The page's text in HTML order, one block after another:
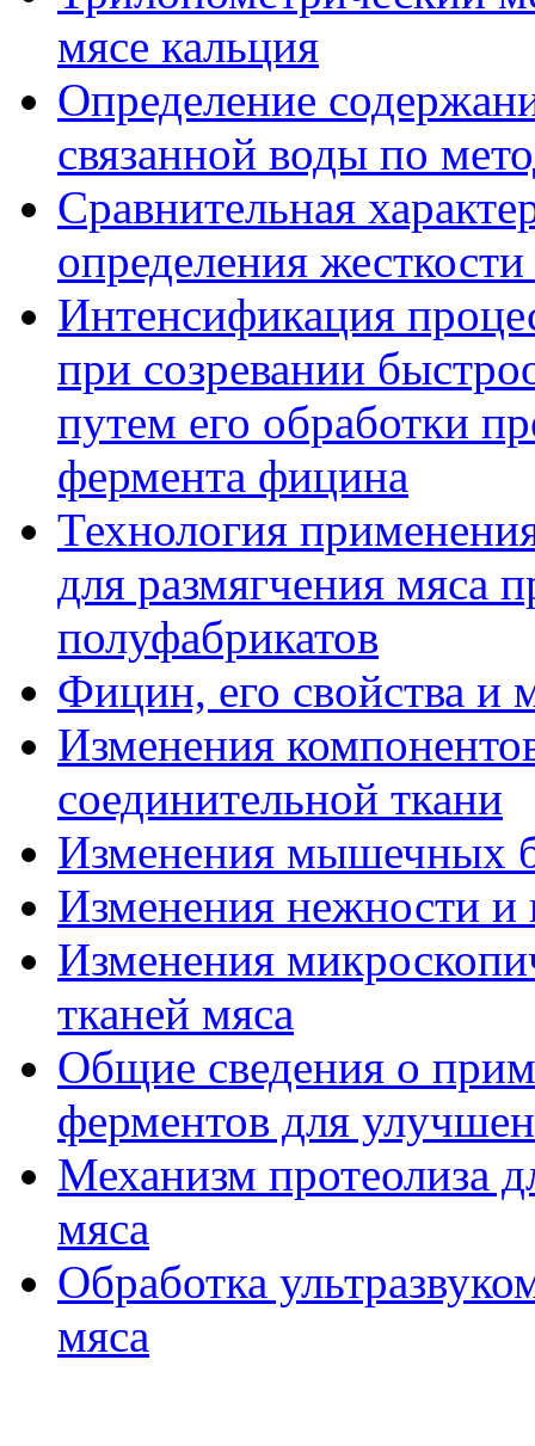
мясе кальция
Определение
связанной воды по
Сравнительная
определения
Интенсификация
при созревании
путем его обработки
фермента фицина
Технология
для размягчения мяса
полуфабрикатов
Фицин, его свойства и
Изменения
соединительной ткани
Изменения мышечных
Изменения нежности и
Изменения
тканей мяса
Общие сведения о
ферментов для
Механизм протеолиза
мяса
Обработка
мяса